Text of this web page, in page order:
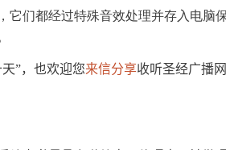
它们都经过特殊音效处理并存入电脑
”，也欢迎您来信分享收听圣经广播网